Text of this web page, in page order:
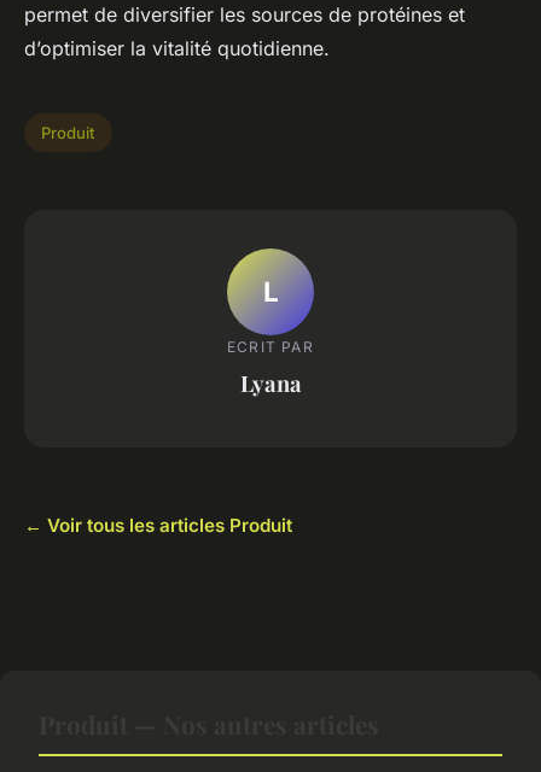
permet de diversifier les sources de protéines et
d’optimiser la vitalité quotidienne.
Produit
L
ECRIT PAR
Lyana
← Voir tous les articles Produit